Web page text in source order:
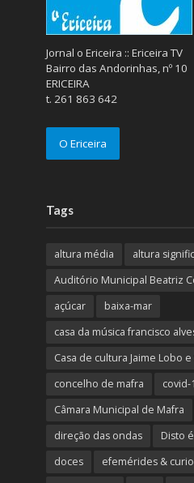
Jornal o Ericeira :: Ericeira TV
Bairro das Andorinhas, nº 10
ERICEIRA
t. 261 863 642
O Ericeira
Tags
altura média altura
Auditório Municipal Beatriz
açúcar
baixa-mar
casa da música francisco
Casa de cultura Jaime Lobo e
concelho de mafra
covid-
Câmara Municipal de Mafra
direção das ondas
Disto
doces
efemérides &